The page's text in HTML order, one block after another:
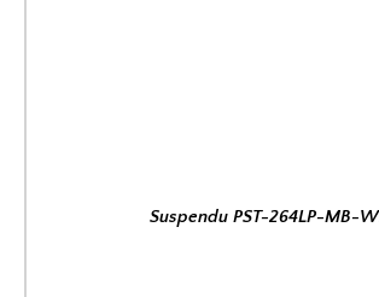
Suspendu PST-264LP-MB-